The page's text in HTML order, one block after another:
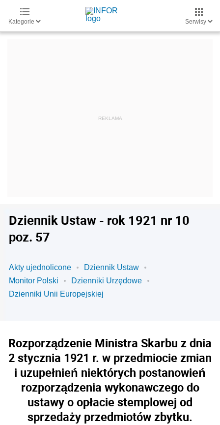
Kategorie Serwisy
Dziennik Ustaw - rok 1921 nr 10
poz. 57
Akty ujednolicone
Dziennik Ustaw
Monitor Polski
Dzienniki Urzędowe
Dzienniki Unii Europejskiej
Rozporządzenie Ministra Skarbu z dnia
2 stycznia 1921 r. w przedmiocie zmian
i uzupełnień niektórych postanowień
rozporządzenia wykonawczego do
ustawy o opłacie stemplowej od
sprzedaży przedmiotów zbytku.